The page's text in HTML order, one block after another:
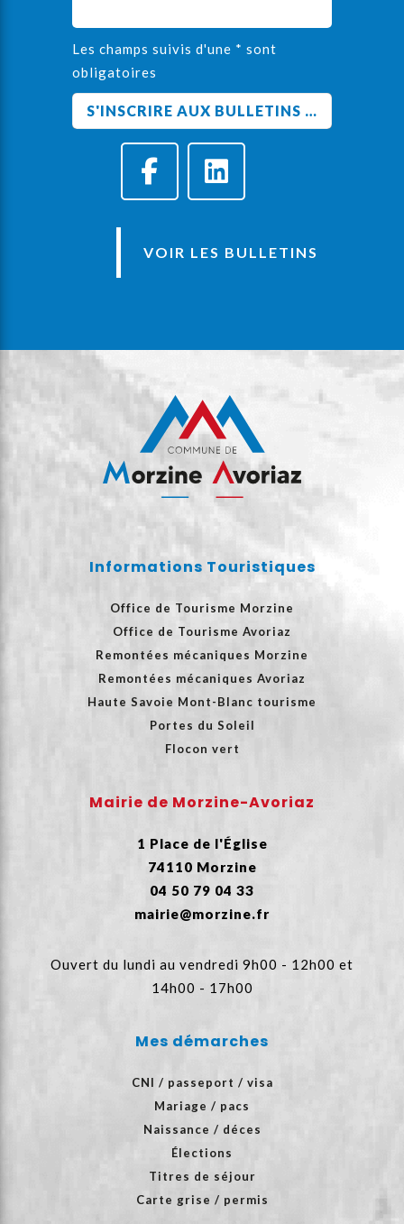
Les champs suivis d'une * sont
obligatoires
VOIR LES BULLETINS
Informations Touristiques
Office de Tourisme Morzine
Office de Tourisme Avoriaz
Remontées mécaniques Morzine
Remontées mécaniques Avoriaz
Haute Savoie Mont-Blanc tourisme
Portes du Soleil
Flocon vert
Mairie de Morzine-Avoriaz
1 Place de l'Église
74110 Morzine
04 50 79 04 33
mairie@morzine.fr
Ouvert du lundi au vendredi 9h00 - 12h00 et
14h00 - 17h00
Mes démarches
CNI / passeport / visa
Mariage / pacs
Naissance / déces
Élections
Titres de séjour
Carte grise / permis